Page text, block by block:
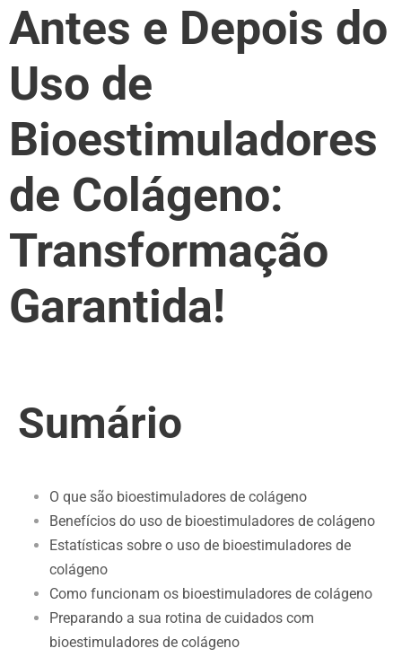
Antes e Depois do
Uso de
Bioestimuladores
de Colágeno:
Transformação
Garantida!
Sumário
O que são bioestimuladores de colágeno
Benefícios do uso de bioestimuladores de colágeno
Estatísticas sobre o uso de bioestimuladores de
colágeno
Como funcionam os bioestimuladores de colágeno
Preparando a sua rotina de cuidados com
bioestimuladores de colágeno